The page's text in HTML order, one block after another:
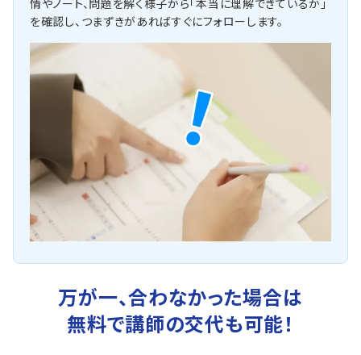
情やノート、問題を解く様子から「本当に理解できているか」
を確認し、つまずきがあればすぐにフォローします。
万が一、合わなかった場合は
無料で講師の交代も可能！